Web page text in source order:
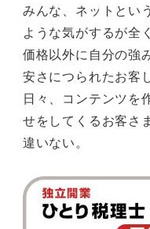
みんな、ネットとい
ような気がするが全
価格以外に自分の強
安さにつられたお客
日々、コンテンツを
せをしてくるお客さ
違いない。